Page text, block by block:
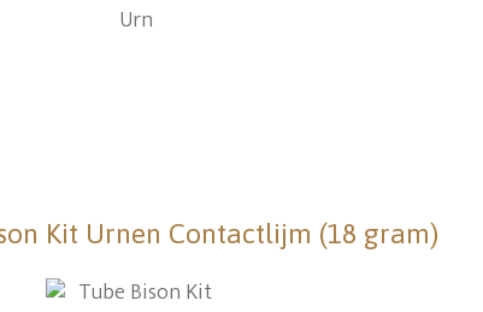
Kit Urnen Contactlijm (18 gram)